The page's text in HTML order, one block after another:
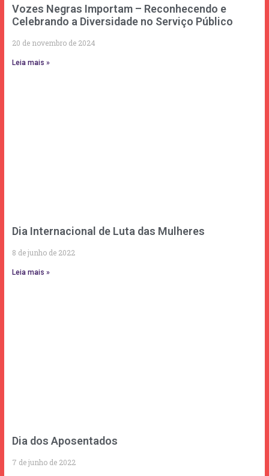
Vozes Negras Importam – Reconhecendo e
Celebrando a Diversidade no Serviço Público
20 de novembro de 2024
Leia mais »
Dia Internacional de Luta das Mulheres
8 de junho de 2022
Leia mais »
Dia dos Aposentados
7 de junho de 2022